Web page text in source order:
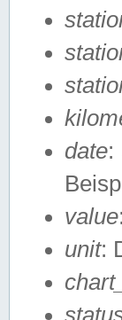
date:
value
unit: